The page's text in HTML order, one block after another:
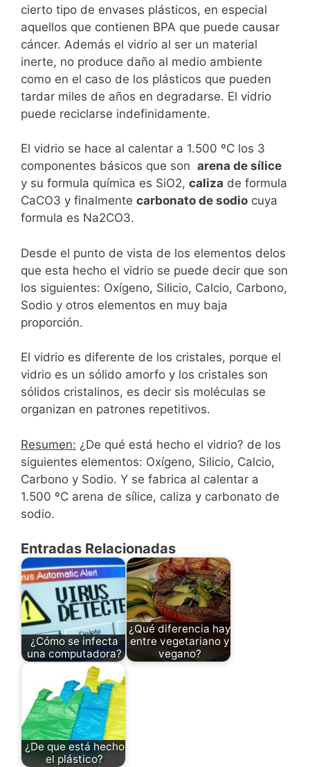
cierto tipo de envases plásticos, en especial
aquellos que contienen BPA que puede causar
cáncer. Además el vidrio al ser un material
inerte, no produce daño al medio ambiente
como en el caso de los plásticos que pueden
tardar miles de años en degradarse. El vidrio
puede reciclarse indefinidamente.
El vidrio se hace al calentar a 1.500 ºC los 3
componentes básicos que son arena de sílice
y su formula química es SiO2, caliza de formula
CaCO3 y finalmente carbonato de sodio cuya
formula es Na2CO3.
Desde el punto de vista de los elementos delos
que esta hecho el vidrio se puede decir que son
los siguientes: Oxígeno, Silicio, Calcio, Carbono,
Sodio y otros elementos en muy baja
proporción.
El vidrio es diferente de los cristales, porque el
vidrio es un sólido amorfo y los cristales son
sólidos cristalinos, es decir sis moléculas se
organizan en patrones repetitivos.
Resumen: ¿De qué está hecho el vidrio? de los
siguientes elementos: Oxígeno, Silicio, Calcio,
Carbono y Sodio. Y se fabrica al calentar a
1.500 ºC arena de sílice, caliza y carbonato de
sodio.
Entradas Relacionadas
¿Cómo se infecta
una computadora?
¿Qué diferencia hay
entre vegetariano y
vegano?
¿De que está hecho
el plástico?